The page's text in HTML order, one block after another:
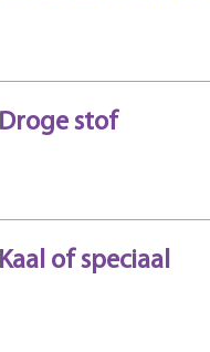
Droge stof
Kaal of speciaal